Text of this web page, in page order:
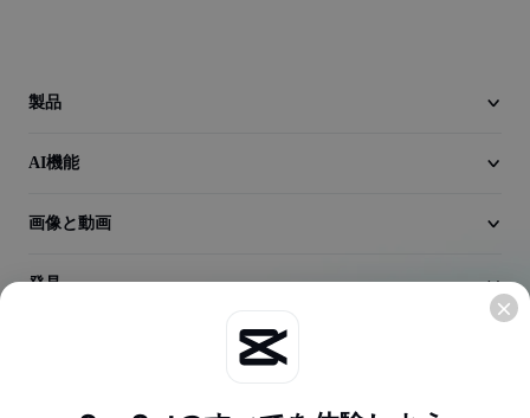
動画のトリミング
動画への字幕追加
製品
AI機能
画像と動画
発見